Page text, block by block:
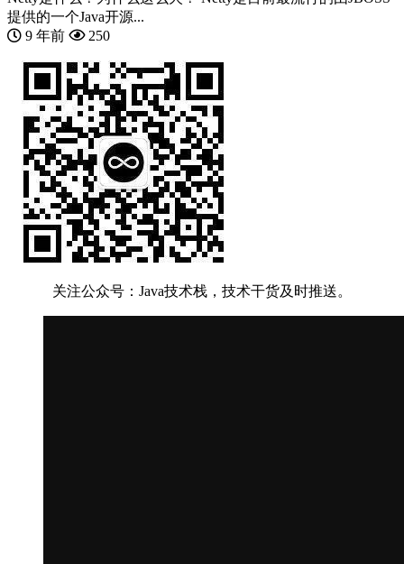
提供的一个Java开源...
9 年前
250
关注公众号：Java技术栈，技术干货及时推送。